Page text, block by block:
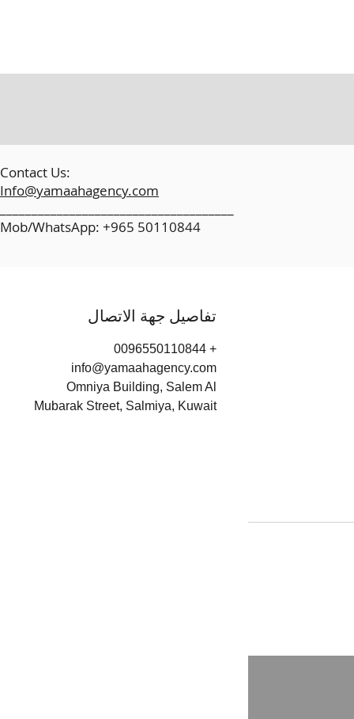
Contact Us:
Info@yamaahagency.com
Mob/WhatsApp: +965 50110844
تفاصيل جهة الاتصال
+ 0096550110844
info@yamaahagency.com
Omniya Building, Salem Al
Mubarak Street, Salmiya, Kuwait